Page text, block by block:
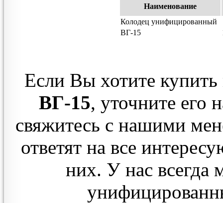
Наименование
Колодец унифицированный
ВГ-15
Если Вы хотите купить
ВГ-15, уточните его
свяжитесь с нашими
ответят на все
них. У нас всегда